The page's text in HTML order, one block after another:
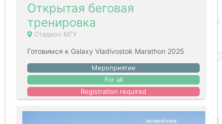
Открытая беговая
тренировка
Стадион МГУ
Готовимся к Galaxy Vladivostok Marathon 2025
Мероприятие
For all
Registration required